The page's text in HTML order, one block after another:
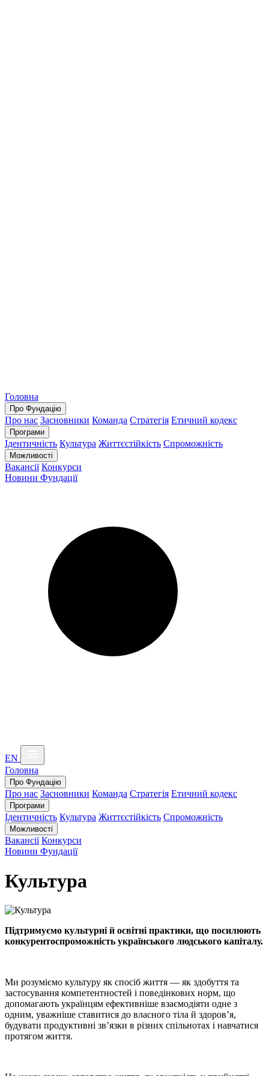
Головна
Про Фундацію
Про нас Засновники Команда Стратегія Етичний кодекс
Програми
Ідентичність Культура Життєстійкість Спроможність
Можливості
Вакансії Конкурси
Новини Фундації
EN
Головна
Про Фундацію
Про нас Засновники Команда Стратегія Етичний кодекс
Програми
Ідентичність Культура Життєстійкість Спроможність
Можливості
Вакансії Конкурси
Новини Фундації
Культура
Підтримуємо культурні й освітні практики, що посилюють
конкурентоспроможність українського людського капіталу.
Ми розуміємо культуру як спосіб життя — як здобуття та
застосування компетентностей і поведінкових норм, що
допомагають українцям ефективніше взаємодіяти одне з
одним, уважніше ставитися до власного тіла й здоров’я,
будувати продуктивні зв’язки в різних спільнотах і навчатися
протягом життя.